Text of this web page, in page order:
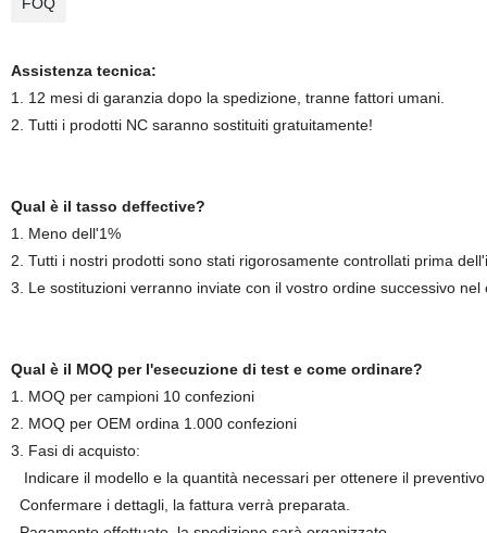
Assistenza tecnica:
1. 12 mesi di garanzia dopo la spedizione, tranne fattori umani.
2. Tutti i prodotti NC saranno sostituiti gratuitamente!
Qual è il tasso deffective?
1. Meno dell'1%
2. Tutti i nostri prodotti sono stati rigorosamente controllati prima
3. Le sostituzioni verranno inviate con il vostro ordine successivo
Qual è il MOQ per l'esecuzione di test e come ordinare?
1. MOQ per campioni 10 confezioni
2. MOQ per OEM ordina 1.000 confezioni
3. Fasi di acquisto:
Indicare il modello e la quantità necessari per ottenere il
Confermare i dettagli, la fattura verrà preparata.